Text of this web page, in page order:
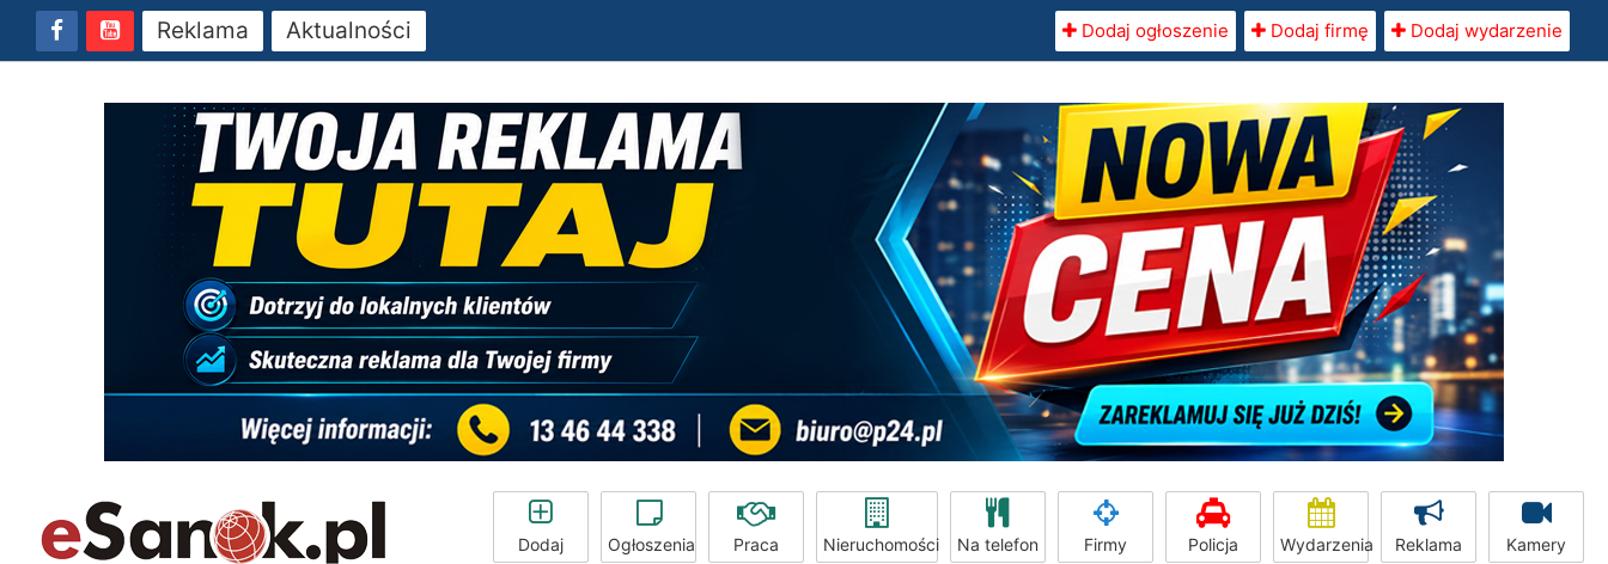
Reklama Aktualności Dodaj ogłoszenie Dodaj firmę Dodaj wydarzenie
Dodaj Ogłoszenia Praca Nieruchomości Na telefon Firmy Policja Wydarzenia Reklama Kamery